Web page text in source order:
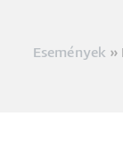
Morzsa
Események